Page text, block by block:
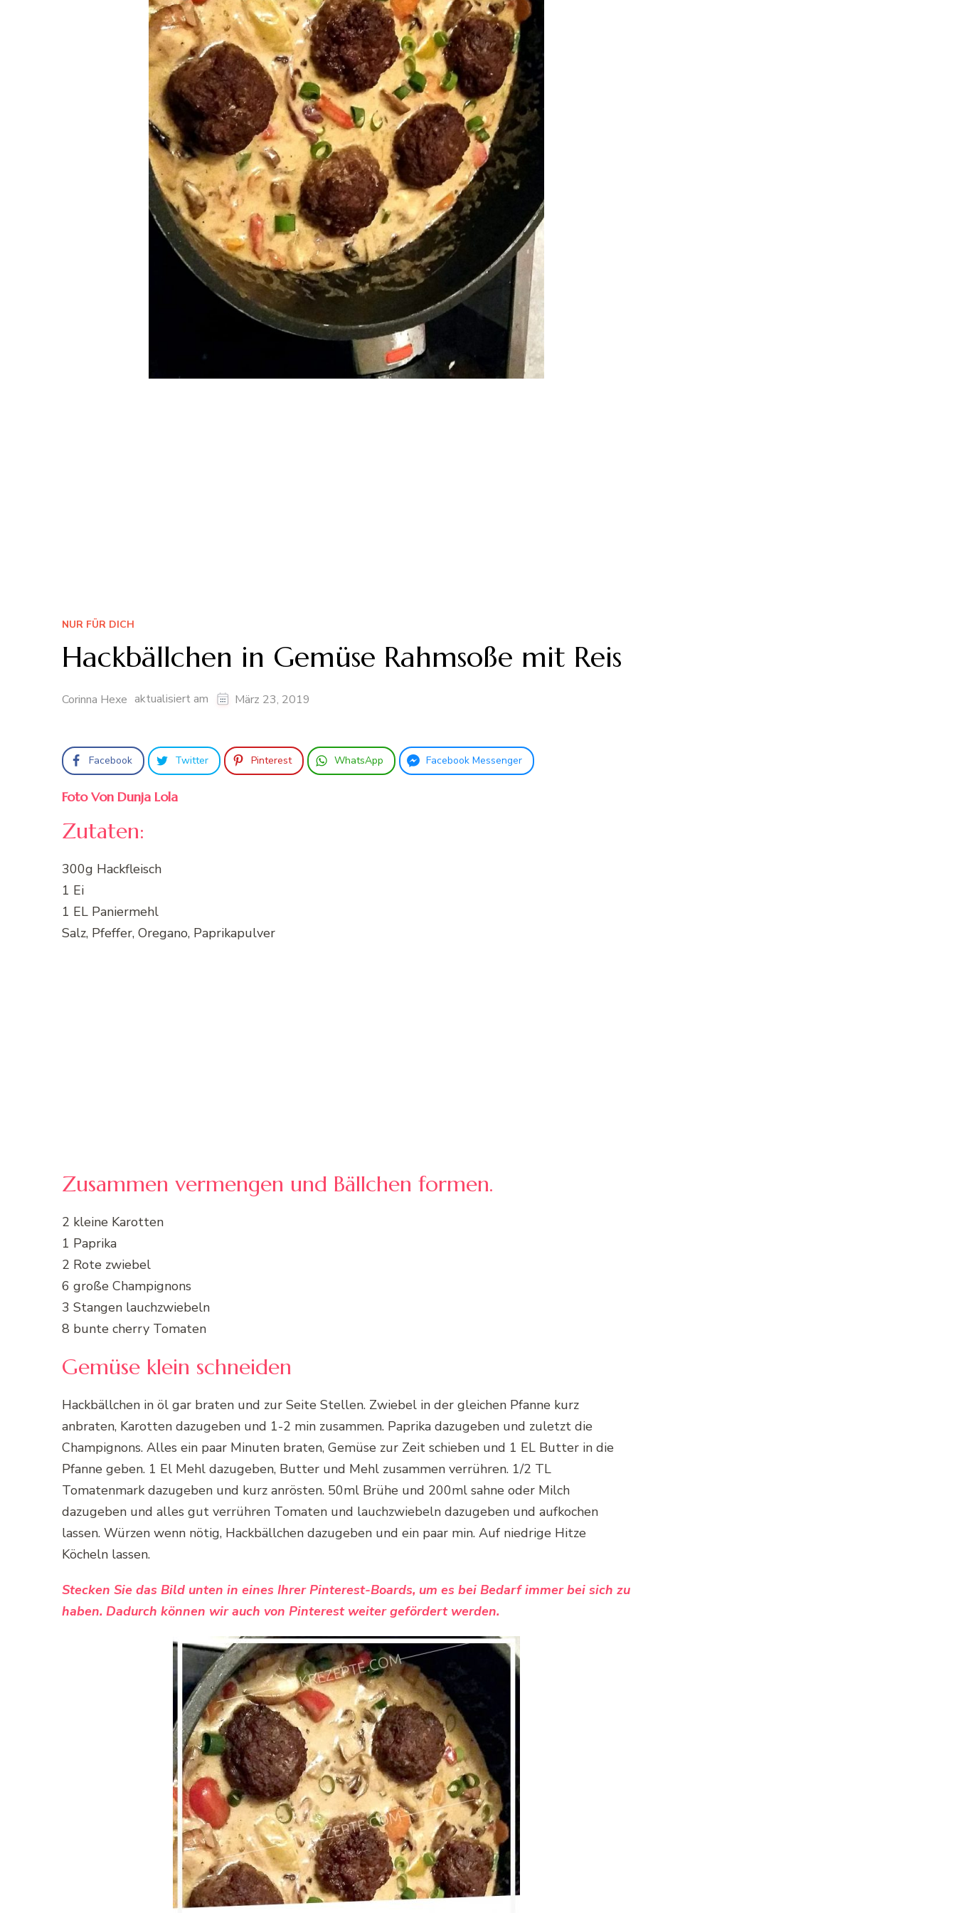
NUR FÜR DICH
Hackbällchen in Gemüse Rahmsoße mit Reis
Corinna Hexe aktualisiert am März 23, 2019
Facebook Twitter Pinterest WhatsApp Facebook Messenger
Foto Von Dunja Lola
Zutaten:
300g Hackfleisch
1 Ei
1 EL Paniermehl
Salz, Pfeffer, Oregano, Paprikapulver
Zusammen vermengen und Bällchen formen.
2 kleine Karotten
1 Paprika
2 Rote zwiebel
6 große Champignons
3 Stangen lauchzwiebeln
8 bunte cherry Tomaten
Gemüse klein schneiden
Hackbällchen in öl gar braten und zur Seite Stellen. Zwiebel in der gleichen Pfanne kurz
anbraten, Karotten dazugeben und 1-2 min zusammen. Paprika dazugeben und zuletzt die
Champignons. Alles ein paar Minuten braten, Gemüse zur Zeit schieben und 1 EL Butter in die
Pfanne geben. 1 El Mehl dazugeben, Butter und Mehl zusammen verrühren. 1/2 TL
Tomatenmark dazugeben und kurz anrösten. 50ml Brühe und 200ml sahne oder Milch
dazugeben und alles gut verrühren Tomaten und lauchzwiebeln dazugeben und aufkochen
lassen. Würzen wenn nötig, Hackbällchen dazugeben und ein paar min. Auf niedrige Hitze
Köcheln lassen.
Stecken Sie das Bild unten in eines Ihrer Pinterest-Boards, um es bei Bedarf immer bei sich zu
haben. Dadurch können wir auch von Pinterest weiter gefördert werden.